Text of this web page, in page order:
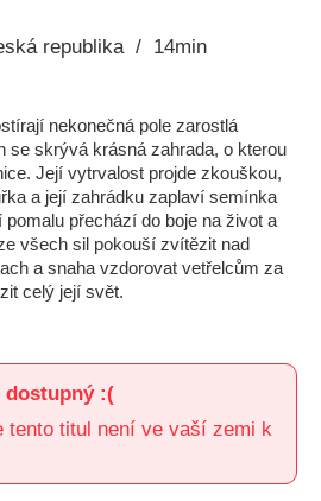
republika
14min
nekonečná pole zarostlá
se skrývá krásná zahrada, o kterou
Její vytrvalost projde zkouškou,
a její zahrádku zaplaví semínka
přechází do boje na život a
všech sil pokouší zvítězit nad
a snaha vzdorovat vetřelcům za
celý její svět.
dostupný :(
tento titul není ve vaší zemi k